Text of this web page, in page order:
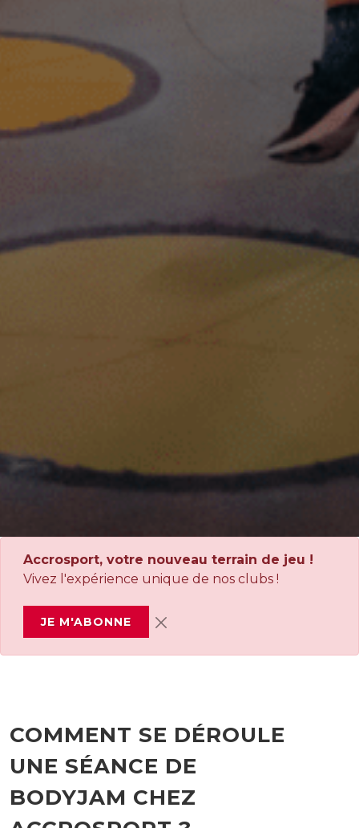
Accrosport, votre nouveau terrain de jeu !
Vivez l'expérience unique de nos clubs !
JE M'ABONNE
COMMENT SE DÉROULE
UNE SÉANCE DE
BODYJAM CHEZ